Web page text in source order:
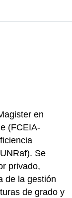
en
(FCEIA-
Se
privado,
de la gestión
de grado y